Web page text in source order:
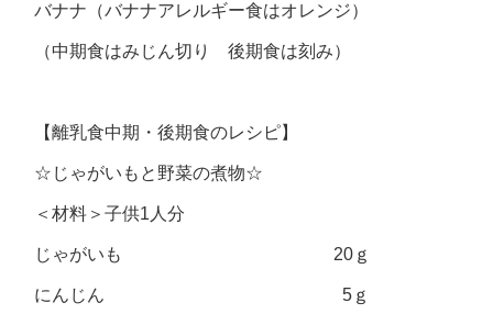
バナナ（バナナアレルギー食はオレンジ）
（中期食はみじん切り 後期食は刻み）
【離乳食中期・後期食のレシピ】
☆じゃがいもと野菜の煮物☆
＜材料＞子供1人分
じゃがいも 20ｇ
にんじん 5ｇ